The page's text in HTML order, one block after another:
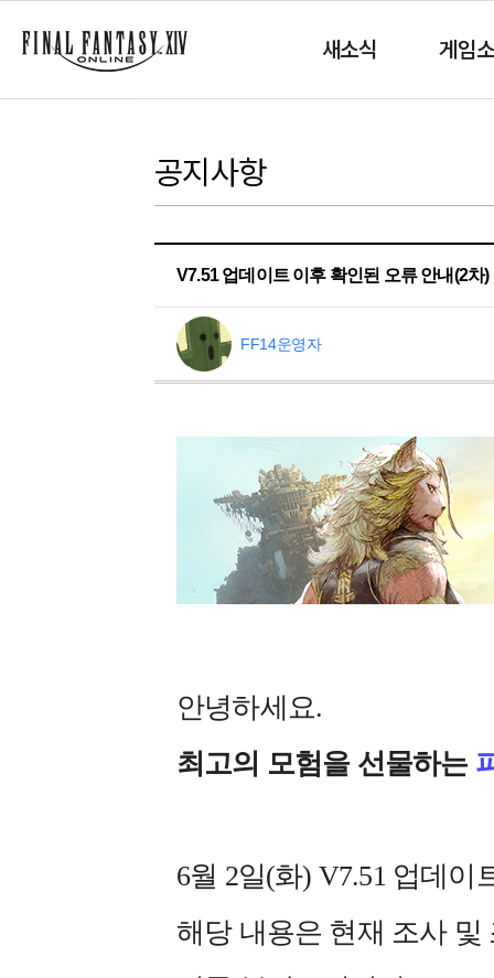
새소식 게임
공지사항
V7.51 업데이트 이후 확인된 오류 안내(2차)
FF14운영자
안녕하세요.
최고의 모험을 선물하는
6월 2일(화) V7.51 업데
해당 내용은 현재 조사